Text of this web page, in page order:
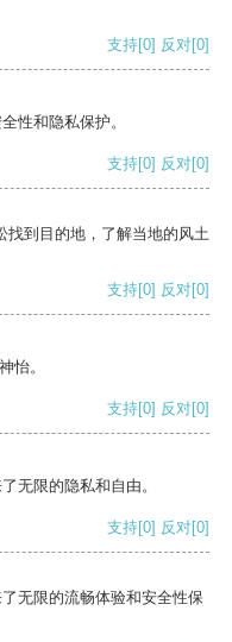
支持[0] 反对[0]
性和隐私保护。
支持[0] 反对[0]
找到目的地，了解当地的风土
支持[0] 反对[0]
怡。
支持[0] 反对[0]
无限的隐私和自由。
支持[0] 反对[0]
无限的流畅体验和安全性保